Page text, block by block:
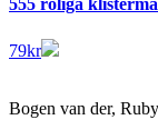
555 roliga
79kr
Bogen van der, Ruby